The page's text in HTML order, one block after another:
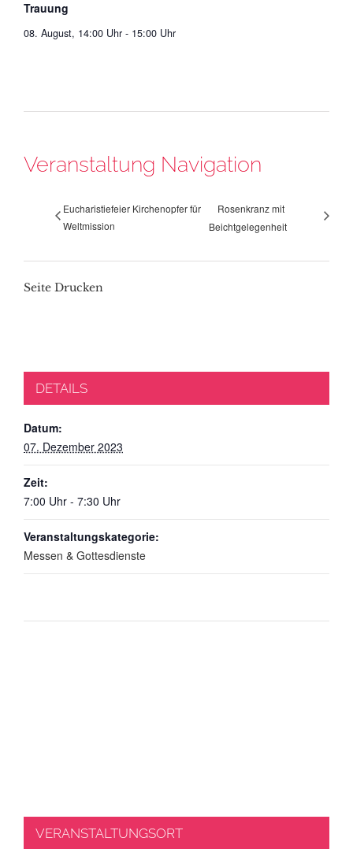
Trauung
08. August, 14:00 Uhr - 15:00 Uhr
Veranstaltung Navigation
Eucharistiefeier Kirchenopfer für
Weltmission
Rosenkranz mit
Beichtgelegenheit
Seite Drucken
DETAILS
Datum:
07. Dezember 2023
Zeit:
7:00 Uhr - 7:30 Uhr
Veranstaltungskategorie:
Messen & Gottesdienste
VERANSTALTUNGSORT